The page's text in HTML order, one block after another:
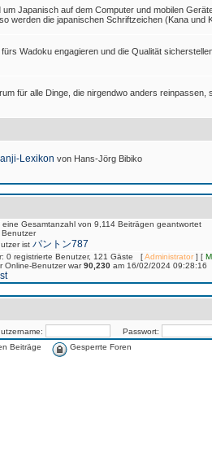
um Japanisch auf dem Computer und mobilen
werden die japanischen Schriftzeichen (Kana und
Wadoku engagieren und die Qualität
für alle Dinge, die nirgendwo anders reinpassen,
Lexikon von Hans-Jörg Bibiko
Gesamtanzahl von 9,114 Beiträgen geantwortet
Benutzer
ist パントン787
0 registrierte Benutzer, 121 Gäste [Administrator] [
Online-Benutzer war90,230 am 16/02/2024 09:28:16
Passwort:
Beiträge Gesperrte Foren